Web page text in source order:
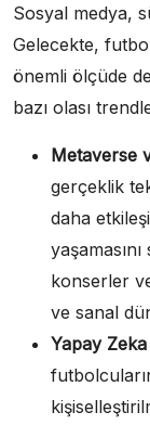
Sosyal medya,
Gelecekte,
önemli ölçüde
bazı olası
Metaverse
gerçeklik
daha
konserler
ve sanal
Yapay